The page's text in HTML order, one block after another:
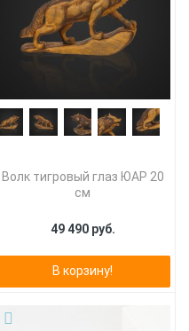
Волк тигровый глаз ЮАР 20
см
49 490 руб.
В корзину!